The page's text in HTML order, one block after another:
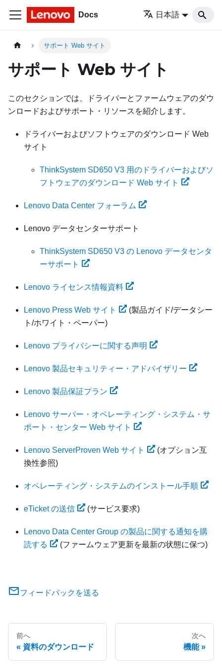
Docs 日本語
サポート Web サイト
サポート Web サイト
このセクションでは、ドライバーとファームウェアのダウ
ンロードおよびサポート・リソースを紹介します。
ドライバーおよびソフトウェアのダウンロード Web
サイト
ThinkSystem SD650 V3 用のドライバーおよびソ
フトウェアのダウンロード Web サイト
Lenovo Data Center フォーラム
Lenovo データセンターサポート
ThinkSystem SD650 V3 の Lenovo データセンタ
ーサポート
Lenovo ライセンス情報資料
Lenovo Press Web サイト
(製品ガイド/データシー
ト/ホワイト・ペーパー)
Lenovo プライバシーに関する声明
Lenovo 製品セキュリティー・アドバイザリー
Lenovo 製品保証プラン
Lenovo サーバー・オペレーティング・システム・サ
ポート・センター Web サイト
Lenovo ServerProven Web サイト
(オプション互
換性参照)
オペレーティング・システムのインストール手順
eTicket の送信 (サービス要求)
Lenovo Data Center Group の製品に関する通知を購
読する
(ファームウェア更新を最新の状態に保つ)
フィードバックを送る
前へ
資料のダウンロード
次へ
機能